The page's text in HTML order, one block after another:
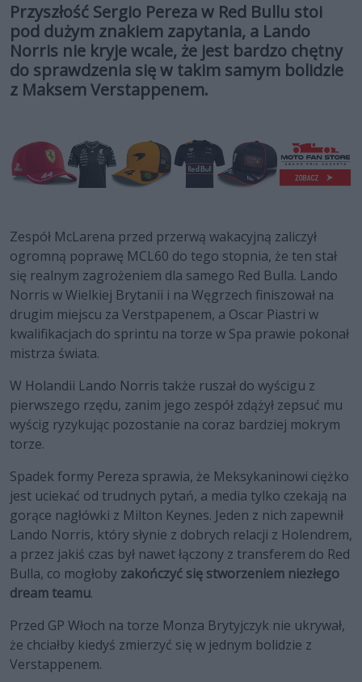
Przyszłość Sergio Pereza w Red Bullu stoi
pod dużym znakiem zapytania, a Lando
Norris nie kryje wcale, że jest bardzo chętny
do sprawdzenia się w takim samym bolidzie
z Maksem Verstappenem.
Zespół McLarena przed przerwą wakacyjną zaliczył
ogromną poprawę MCL60 do tego stopnia, że ten stał
się realnym zagrożeniem dla samego Red Bulla. Lando
Norris w Wielkiej Brytanii i na Węgrzech finiszował na
drugim miejscu za Verstpapenem, a Oscar Piastri w
kwalifikacjach do sprintu na torze w Spa prawie pokonał
mistrza świata.
W Holandii Lando Norris także ruszał do wyścigu z
pierwszego rzędu, zanim jego zespół zdążył zepsuć mu
wyścig ryzykując pozostanie na coraz bardziej mokrym
torze.
Spadek formy Pereza sprawia, że Meksykaninowi ciężko
jest uciekać od trudnych pytań, a media tylko czekają na
gorące nagłówki z Milton Keynes. Jeden z nich zapewnił
Lando Norris, który słynie z dobrych relacji z Holendrem,
a przez jakiś czas był nawet łączony z transferem do Red
Bulla, co mogłoby zakończyć się stworzeniem niezłego
dream teamu.
Przed GP Włoch na torze Monza Brytyjczyk nie ukrywał,
że chciałby kiedyś zmierzyć się w jednym bolidzie z
Verstappenem.